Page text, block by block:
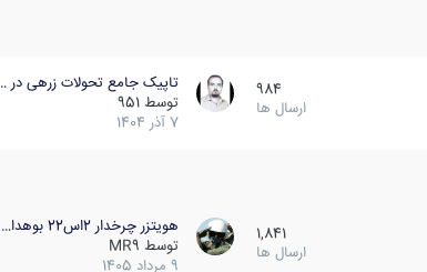
984
ارسال ها
تاپیک جامع تحولات زرهی در
توسط 951
7 آذر 1404
1,841
ارسال ها
هویتزر چرخدار 2اس22 بوهدا…
توسط MR9
9 مرداد 1405